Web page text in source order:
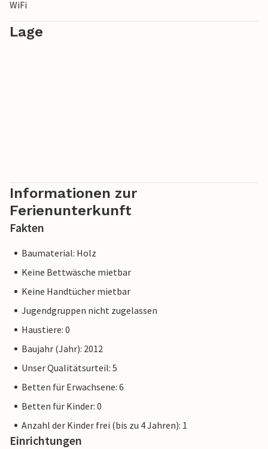
WiFi
Lage
Informationen zur
Ferienunterkunft
Fakten
Baumaterial: Holz
Keine Bettwäsche mietbar
Keine Handtücher mietbar
Jugendgruppen nicht zugelassen
Haustiere: 0
Baujahr (Jahr): 2012
Unser Qualitätsurteil: 5
Betten für Erwachsene: 6
Betten für Kinder: 0
Anzahl der Kinder frei (bis zu 4 Jahren): 1
Einrichtungen